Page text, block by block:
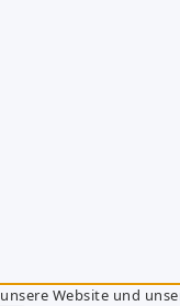
Website und